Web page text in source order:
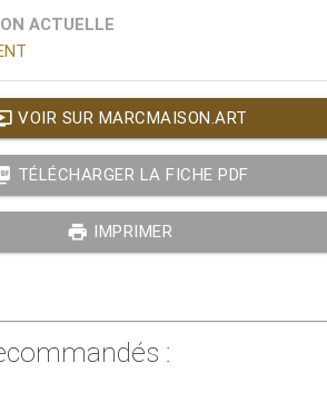
ACTUELLE
VOIR SUR MARCMAISON.ART
TÉLÉCHARGER LA FICHE PDF
print IMPRIMER
: